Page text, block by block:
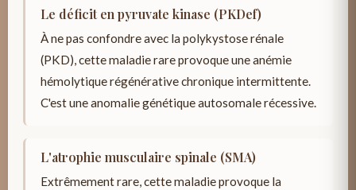
Le déficit en pyruvate kinase (PKDef)
À ne pas confondre avec la polykystose rénale
(PKD), cette maladie rare provoque une anémie
hémolytique régénérative chronique intermittente.
C'est une anomalie génétique autosomale récessive.
L'atrophie musculaire spinale (SMA)
Extrêmement rare, cette maladie provoque la